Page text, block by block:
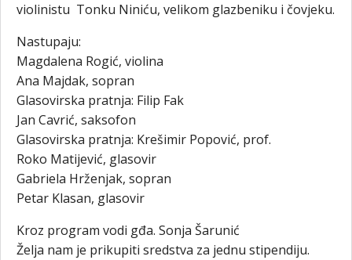
violinistu Tonku Niniću, velikom glazbeniku i čovjeku.
Nastupaju:
Magdalena Rogić, violina
Ana Majdak, sopran
Glasovirska pratnja: Filip Fak
Jan Cavrić, saksofon
Glasovirska pratnja: Krešimir Popović, prof.
Roko Matijević, glasovir
Gabriela Hrženjak, sopran
Petar Klasan, glasovir
Kroz program vodi gđa. Sonja Šarunić
Želja nam je prikupiti sredstva za jednu stipendiju.